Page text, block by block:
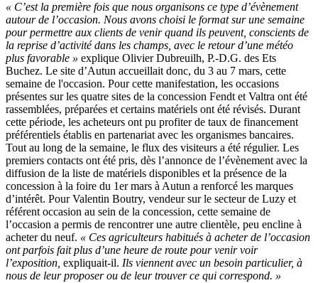
« C’est la première fois que nous organisons ce type d’évènement
autour de l’occasion. Nous avons choisi le format sur une semaine
pour permettre aux clients de venir quand ils peuvent, conscients de
la reprise d’activité dans les champs, avec le retour d’une météo
plus favorable » explique Olivier Dubreuilh, P.-D.G. des Ets
Buchez. Le site d’Autun accueillait donc, du 3 au 7 mars, cette
semaine de l'occasion. Pour cette manifestation, les occasions
présentes sur les quatre sites de la concession Fendt et Valtra ont été
rassemblées, préparées et certains matériels ont été révisés. Durant
cette période, les acheteurs ont pu profiter de taux de financement
préférentiels établis en partenariat avec les organismes bancaires.
Tout au long de la semaine, le flux des visiteurs a été régulier. Les
premiers contacts ont été pris, dès l’annonce de l’évènement avec la
diffusion de la liste de matériels disponibles et la présence de la
concession à la foire du 1er mars à Autun a renforcé les marques
d’intérêt. Pour Valentin Boutry, vendeur sur le secteur de Luzy et
référent occasion au sein de la concession, cette semaine de
l’occasion a permis de rencontrer une autre clientèle, peu encline à
acheter du neuf. « Ces agriculteurs habitués à acheter de l’occasion
ont parfois fait plus d’une heure de route pour venir voir
l’exposition, expliquait-il. Ils viennent avec un besoin particulier, à
nous de leur proposer ou de leur trouver ce qui correspond. »